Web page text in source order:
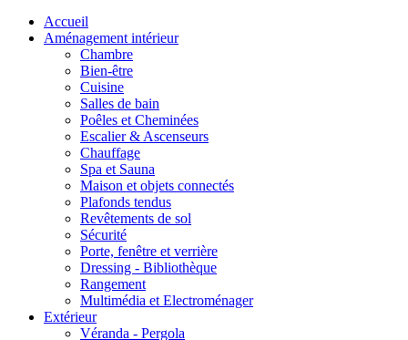
Accueil
Aménagement intérieur
Chambre
Bien-être
Cuisine
Salles de bain
Poêles et Cheminées
Escalier & Ascenseurs
Chauffage
Spa et Sauna
Maison et objets connectés
Plafonds tendus
Revêtements de sol
Sécurité
Porte, fenêtre et verrière
Dressing - Bibliothèque
Rangement
Multimédia et Electroménager
Extérieur
Véranda - Pergola